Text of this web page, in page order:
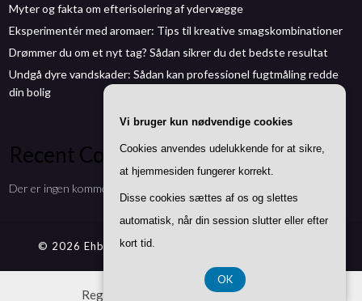
Myter og fakta om efterisolering af ydervægge
Eksperimentér med aromaer: Tips til kreative smagskombinationer
Drømmer du om et nyt tag? Sådan sikrer du det bedste resultat
Undgå dyre vandskader: Sådan kan professionel fugtmåling redde
din bolig
Recent Comments
Der er ingen kommentarer at vise.
© 2026 Ehbmontøren.dk
Registreringsnummer DK 3740 7739
Vi bruger kun nødvendige cookies
Cookies anvendes udelukkende for at sikre,
at hjemmesiden fungerer korrekt.
Disse cookies sættes af os og slettes
automatisk, når din session slutter eller efter
kort tid.
OK